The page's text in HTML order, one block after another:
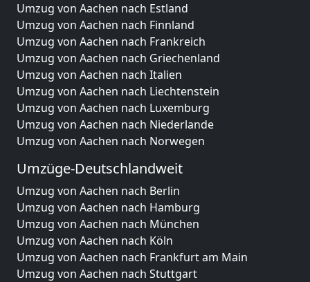
Umzug von Aachen nach Estland
Umzug von Aachen nach Finnland
Umzug von Aachen nach Frankreich
Umzug von Aachen nach Griechenland
Umzug von Aachen nach Italien
Umzug von Aachen nach Liechtenstein
Umzug von Aachen nach Luxemburg
Umzug von Aachen nach Niederlande
Umzug von Aachen nach Norwegen
Umzüge-Deutschlandweit
Umzug von Aachen nach Berlin
Umzug von Aachen nach Hamburg
Umzug von Aachen nach München
Umzug von Aachen nach Köln
Umzug von Aachen nach Frankfurt am Main
Umzug von Aachen nach Stuttgart